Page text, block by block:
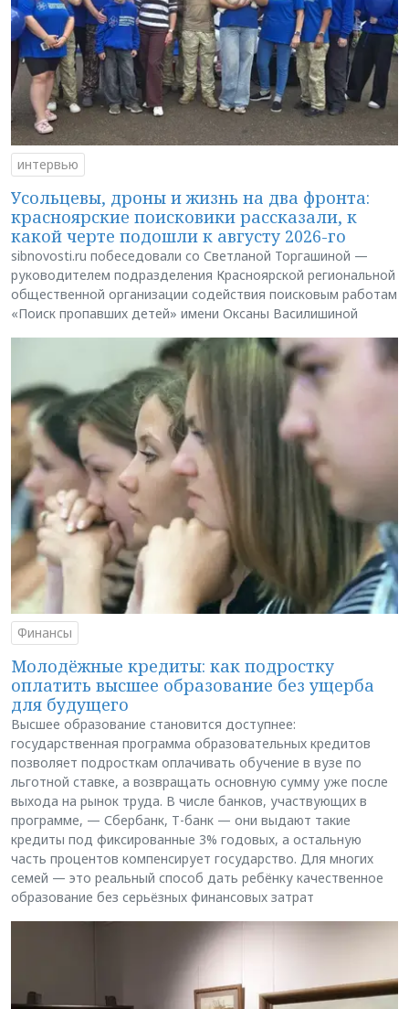
интервью
Усольцевы, дроны и жизнь на два фронта:
красноярские поисковики рассказали, к
какой черте подошли к августу 2026-го
sibnovosti.ru побеседовали со Светланой Торгашиной —
руководителем подразделения Красноярской региональной
общественной организации содействия поисковым работам
«Поиск пропавших детей» имени Оксаны Василишиной
Финансы
Молодёжные кредиты: как подростку
оплатить высшее образование без ущерба
для будущего
Высшее образование становится доступнее:
государственная программа образовательных кредитов
позволяет подросткам оплачивать обучение в вузе по
льготной ставке, а возвращать основную сумму уже после
выхода на рынок труда. В числе банков, участвующих в
программе, — Сбербанк, Т-банк — они выдают такие
кредиты под фиксированные 3% годовых, а остальную
часть процентов компенсирует государство. Для многих
семей — это реальный способ дать ребёнку качественное
образование без серьёзных финансовых затрат